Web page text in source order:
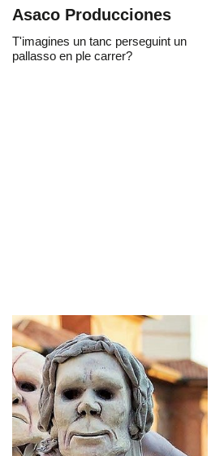
Asaco Producciones
T'imagines un tanc perseguint un
pallasso en ple carrer?